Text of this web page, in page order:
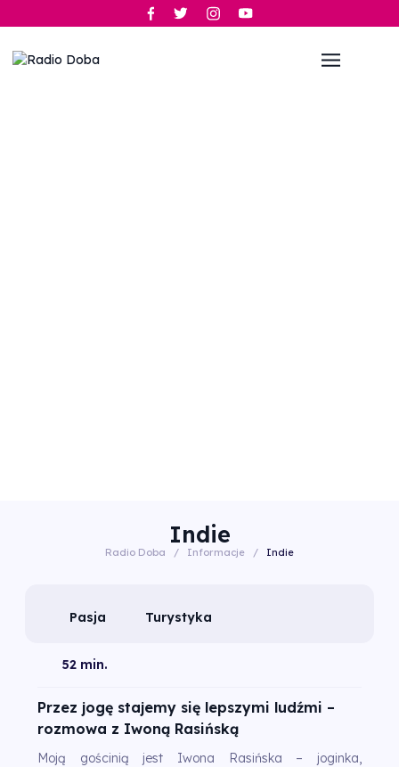
Indie
Radio Doba / Informacje / Indie
Pasja Turystyka
52 min.
Przez jogę stajemy się lepszymi ludźmi –
rozmowa z Iwoną Rasińską
Moją gościnią jest Iwona Rasińska – joginka,